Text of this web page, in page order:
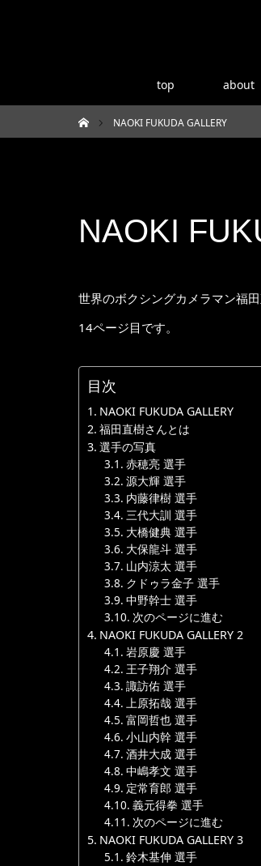
top about
ホームNAOKI FUKUDA GALLERY
NAOKI
世界のボクシングカメラマン福
14ページ目です。
目次
NAOKI FUKUDA GALLERY
福田直樹さんとは
選手の写真
赤穂亮 選手
源大輝 選手
内藤律樹 選手
三代大訓 選手
大橋健典 選手
大保龍斗 選手
山内涼太 選手
クドゥラ金子 選手
中野幹士 選手
次のページに進む
NAOKI FUKUDA GALLERY 2
岩原慶 選手
王子翔介 選手
諏訪佑 選手
上原拓哉 選手
富岡哲也 選手
小山内幹 選手
酒井大成 選手
中嶋孝文 選手
定常育郎 選手
義元得拳 選手
次のページに進む
NAOKI FUKUDA GALLERY 3
鈴木基伸 選手